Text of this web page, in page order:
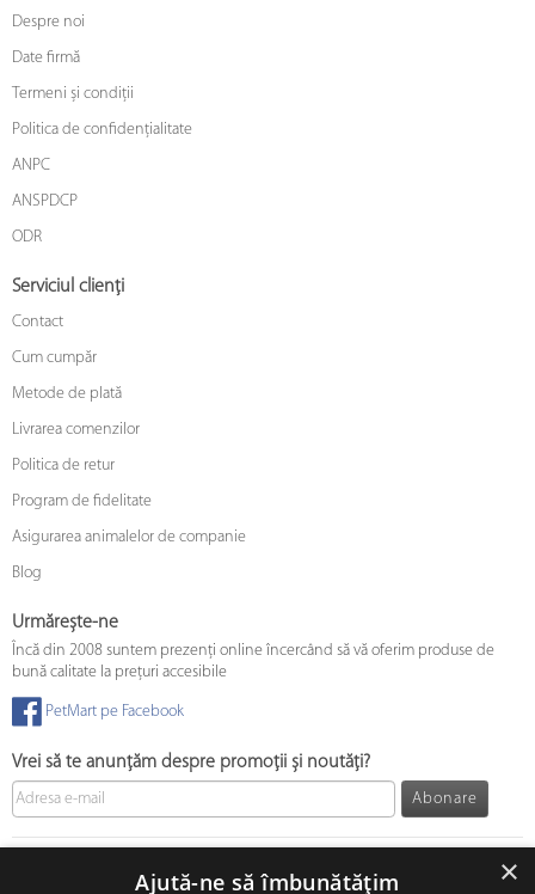
Despre noi
Date firmă
Termeni și condiții
Politica de confidențialitate
ANPC
ANSPDCP
ODR
Serviciul clienți
Contact
Cum cumpăr
Metode de plată
Livrarea comenzilor
Politica de retur
Program de fidelitate
Asigurarea animalelor de companie
Blog
Urmărește-ne
Încă din 2008 suntem prezenți online încercând să vă oferim produse de
bună calitate la prețuri accesibile
PetMart pe Facebook
Vrei să te anunțăm despre promoții și noutăți?
Abonare
×
Ajută-ne să îmbunătățim